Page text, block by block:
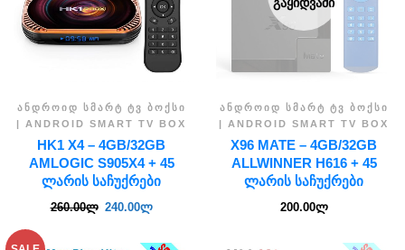
ᲐᲜᲓᲠᲝᲘᲓ ᲡᲛᲐᲠᲢ ᲢᲕ ᲑᲝᲥᲡᲘ
| ANDROID SMART TV BOX
HK1 X4 – 4GB/32GB
AMLOGIC S905X4 + 45
ᲚᲐᲠᲘᲡ ᲡᲐᲩᲣᲥᲠᲔᲑᲘ
260.00ლ 240.00ლ
ᲒᲐᲧᲘᲓᲕᲐᲨᲘ
ᲐᲜᲓᲠᲝᲘᲓ ᲡᲛᲐᲠᲢ ᲢᲕ ᲑᲝᲥᲡᲘ
| ANDROID SMART TV BOX
X96 MATE – 4GB/32GB
ALLWINNER H616 + 45
ᲚᲐᲠᲘᲡ ᲡᲐᲩᲣᲥᲠᲔᲑᲘ
200.00ლ